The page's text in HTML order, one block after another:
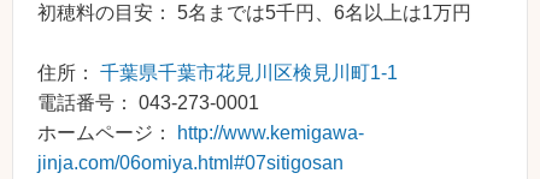
初穂料の目安： 5名までは5千円、6名以上は1万円
住所： 千葉県千葉市花見川区検見川町1-1
電話番号： 043-273-0001
ホームページ：
http://www.kemigawa-
jinja.com/06omiya.html#07sitigosan